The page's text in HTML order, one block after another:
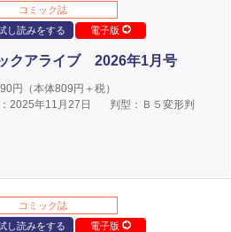
コミック誌
し読みをする
電子版
クアライブ 2026年1月号
円（本体809円＋税）
2025年11月27日
判型：Ｂ５変形判
コミック誌
し読みをする
電子版